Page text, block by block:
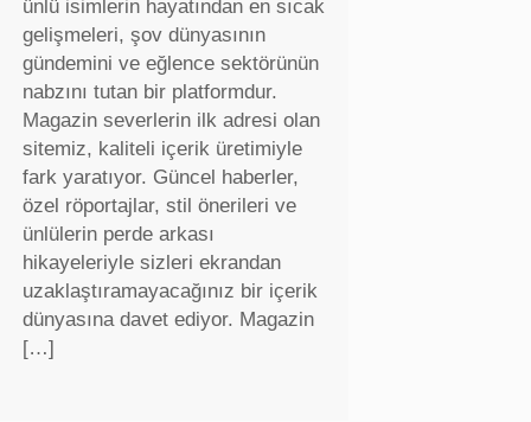
ünlü isimlerin hayatından en sıcak
gelişmeleri, şov dünyasının
gündemini ve eğlence sektörünün
nabzını tutan bir platformdur.
Magazin severlerin ilk adresi olan
sitemiz, kaliteli içerik üretimiyle
fark yaratıyor. Güncel haberler,
özel röportajlar, stil önerileri ve
ünlülerin perde arkası
hikayeleriyle sizleri ekrandan
uzaklaştıramayacağınız bir içerik
dünyasına davet ediyor. Magazin
[…]